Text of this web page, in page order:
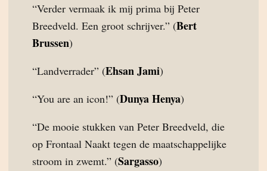
“Verder vermaak ik mij prima bij Peter
Breedveld. Een groot schrijver.” (Bert
Brussen)
“Landverrader” (Ehsan Jami)
“You are an icon!” (Dunya Henya)
“De mooie stukken van Peter Breedveld, die
op Frontaal Naakt tegen de maatschappelijke
stroom in zwemt.” (Sargasso)